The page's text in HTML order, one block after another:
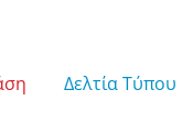
Δελτία Τύπου